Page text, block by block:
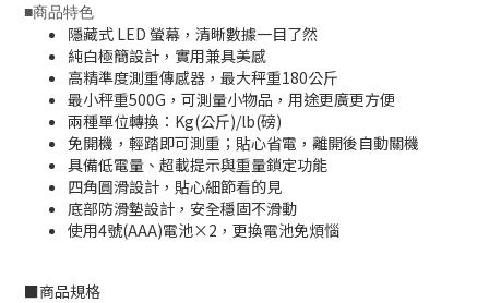
■商品特色
隱藏式 LED 螢幕，清晰數據一目了然
純白極簡設計，實用兼具美感
高精準度測重傳感器，最大秤重180公斤
最小秤重500G，可測量小物品，用途更廣更方便
兩種單位轉換：Kg(公斤)/lb(磅)
免開機，輕踏即可測重；貼心省電，離開後自動關機
具備低電量、超載提示與重量鎖定功能
四角圓滑設計，貼心細節看的見
底部防滑墊設計，安全穩固不滑動
使用4號(AAA)電池×2，更換電池免煩惱
■商品規格